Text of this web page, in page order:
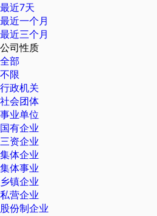
最近7天
最近一个月
最近三个月
公司性质
全部
不限
行政机关
社会团体
事业单位
国有企业
三资企业
集体企业
集体事业
乡镇企业
私营企业
股份制企业